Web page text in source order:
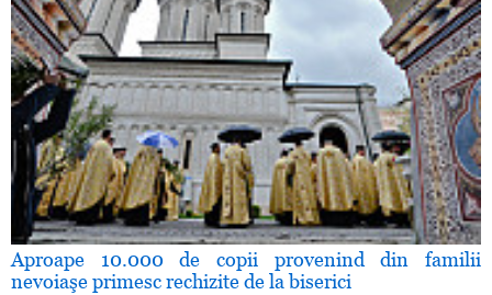
Aproape 10.000 de copii provenind din familii
nevoiaşe primesc rechizite de la biserici